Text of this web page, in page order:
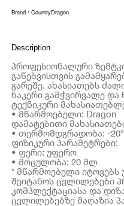
Brand / CountryDragon
Description
პროფესიონალური
გაწებვისთვის
გარეშე. ახასიათებს
ნაკერი გამჭვირვალე და
ტექნიკური
• მწარმოებელი: Dragon
დამატებითი
• თერმომდგრადობა: -
ფიზიკური პარამეტრები:
• ფერი: უფერო
• მოცულობა: 20 მლ
* მწარმოებელი
შეიტანოს ცვლილებები
კომპლექტაციასა და
ცვლილებებზე მაღაზია